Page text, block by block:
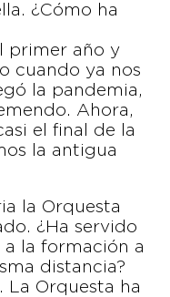
¿Cómo ha
primer año y
cuando ya nos
la pandemia,
Ahora,
el final de la
la antigua
la Orquesta
¿Ha servido
a la formación a
distancia?
La Orquesta ha